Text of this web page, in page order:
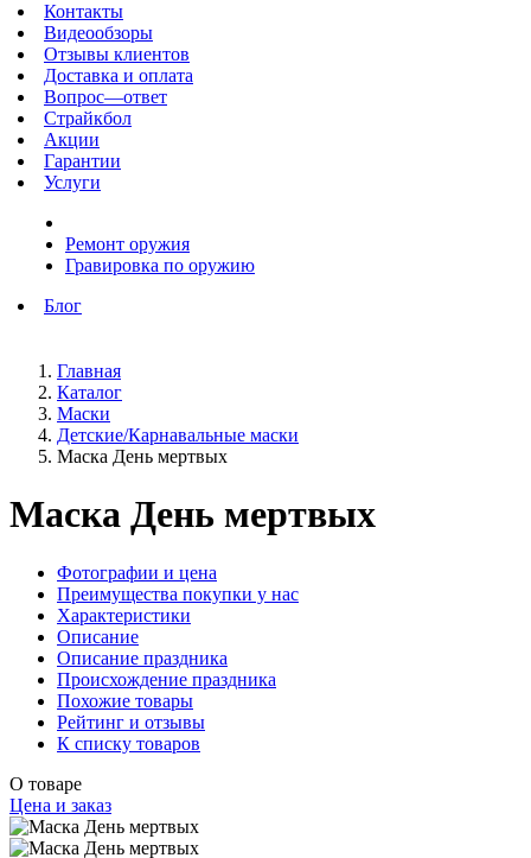
Контакты
Видеообзоры
Отзывы клиентов
Доставка и оплата
Вопрос—ответ
Страйкбол
Акции
Гарантии
Услуги
Ремонт оружия
Гравировка по оружию
Блог
Главная
Каталог
Маски
Детские/Карнавальные маски
Маска День мертвых
Маска День мертвых
Фотографии и цена
Преимущества покупки у нас
Характеристики
Описание
Описание праздника
Происхождение праздника
Похожие товары
Рейтинг и отзывы
К списку товаров
О товаре
Цена и заказ